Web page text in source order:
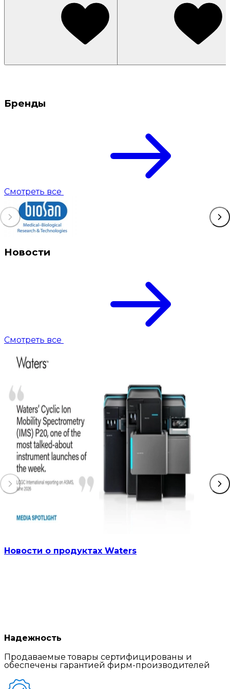
Бренды
Смотреть все
Новости
Смотреть все
Новости о продуктах Waters
Надежность
Продаваемые товары сертифицированы и
обеспечены гарантией фирм-производителей